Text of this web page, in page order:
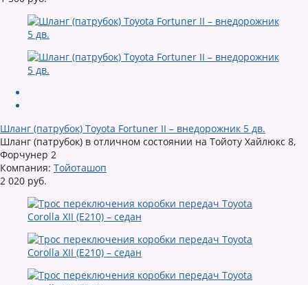
Шланг (патрубок) Toyota Fortuner II – внедорожник 5 дв.
Шланг (патрубок) в отличном состоянии на Тойоту Хайлюкс 8,
Форчунер 2
Компания: Тойоташоп
2 020 руб.